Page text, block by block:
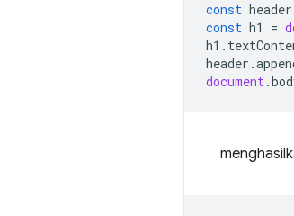
const header
const h1 =
h1 .
header .
document.